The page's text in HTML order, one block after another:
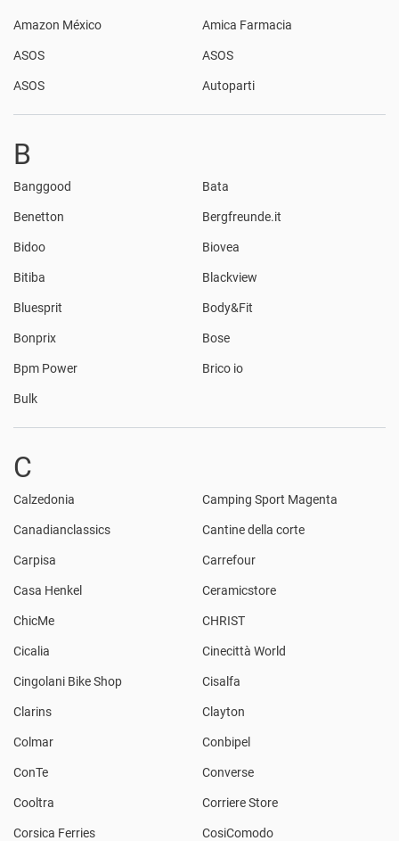
Amazon México Amica Farmacia
ASOS ASOS
ASOS Autoparti
B
Banggood Bata
Benetton Bergfreunde.it
Bidoo Biovea
Bitiba Blackview
Bluesprit Body&Fit
Bonprix Bose
Bpm Power Brico io
Bulk
C
Calzedonia Camping Sport Magenta
Canadianclassics Cantine della corte
Carpisa Carrefour
Casa Henkel Ceramicstore
ChicMe CHRIST
Cicalia Cinecittà World
Cingolani Bike Shop Cisalfa
Clarins Clayton
Colmar Conbipel
ConTe Converse
Cooltra Corriere Store
Corsica Ferries CosiComodo